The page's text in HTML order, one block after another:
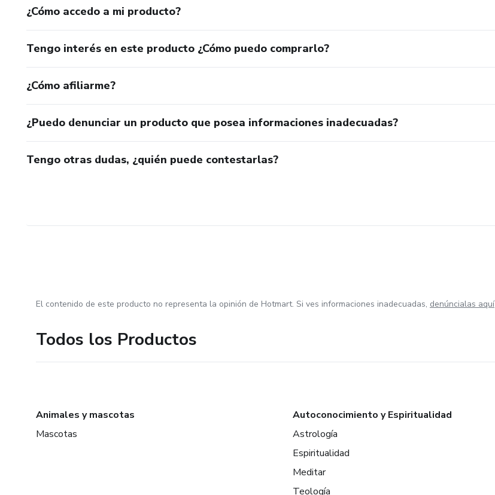
¿Cómo accedo a mi producto?
Tengo interés en este producto ¿Cómo puedo comprarlo?
¿Cómo afiliarme?
¿Puedo denunciar un producto que posea informaciones inadecuadas?
Tengo otras dudas, ¿quién puede contestarlas?
El contenido de este producto no representa la opinión de Hotmart. Si ves informaciones inadecuadas, denúncialas aquí
Todos los Productos
Animales y mascotas
Mascotas
Autoconocimiento y Espiritualidad
Astrología
Espiritualidad
Meditar
Teología